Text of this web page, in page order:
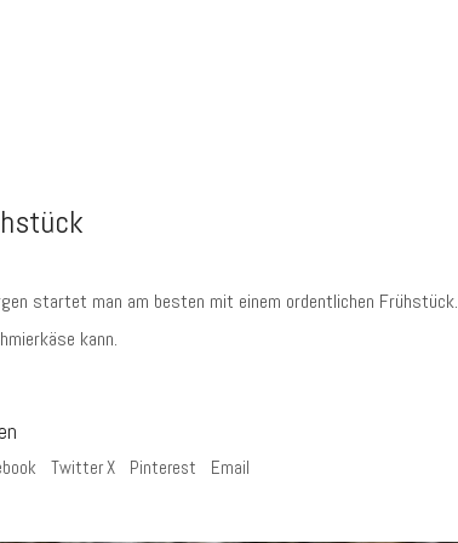
startet man am besten mit einem ordentlichen Frühstück.
kann.
Twitter X Pinterest Email